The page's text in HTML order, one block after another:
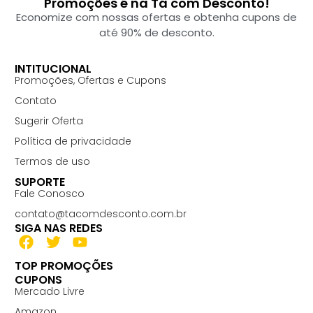
Economize com nossas ofertas e obtenha cupons de
até 90% de desconto.
INTITUCIONAL
Promoções, Ofertas e Cupons
Contato
Sugerir Oferta
Política de privacidade
Termos de uso
SUPORTE
Fale Conosco
contato@tacomdesconto.com.br
SIGA NAS REDES
TOP PROMOÇÕES
CUPONS
Mercado Livre